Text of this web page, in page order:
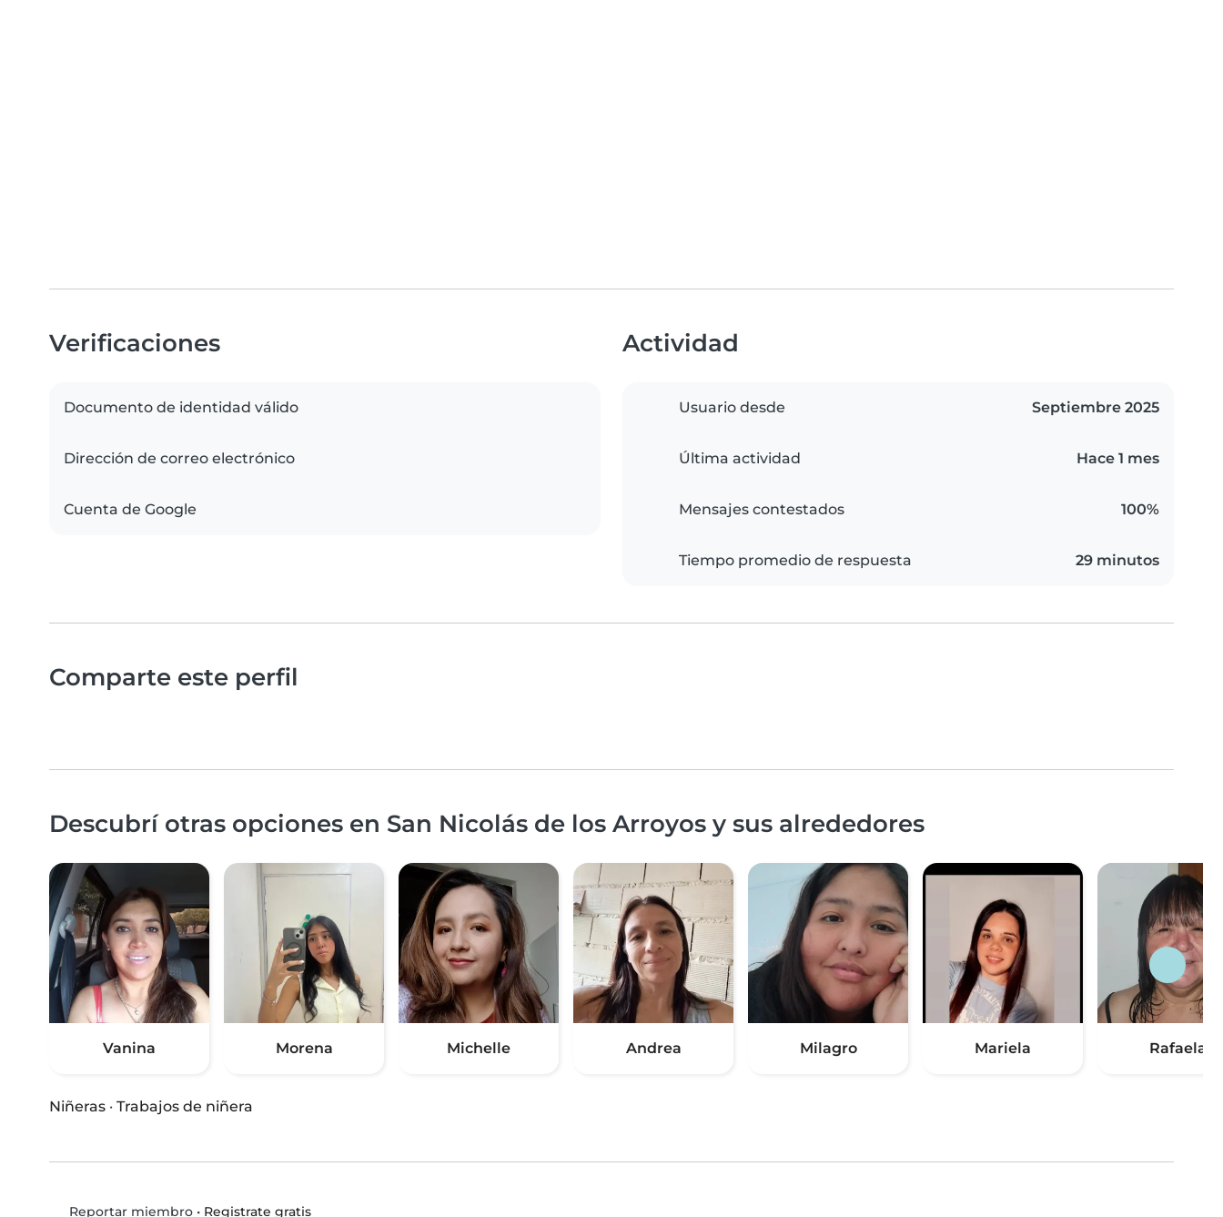
Verificaciones
Documento de identidad válido
Dirección de correo electrónico
Cuenta de Google
Actividad
Usuario desde Septiembre 2025
Última actividad Hace 1 mes
Mensajes contestados 100%
Tiempo promedio de respuesta 29 minutos
Comparte este perfil
Descubrí otras opciones en San Nicolás de los Arroyos y sus alrededores
Vanina Morena Michelle Andrea Milagro Mariela Rafaela
Niñeras · Trabajos de niñera
Reportar miembro• Registrate gratis